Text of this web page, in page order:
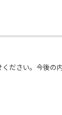
ださい。今後の